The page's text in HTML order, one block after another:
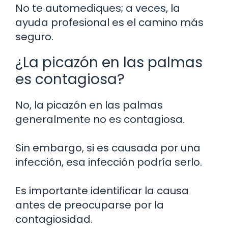
No te automediques; a veces, la
ayuda profesional es el camino más
seguro.
¿La picazón en las palmas
es contagiosa?
No, la picazón en las palmas
generalmente no es contagiosa.
Sin embargo, si es causada por una
infección, esa infección podría serlo.
Es importante identificar la causa
antes de preocuparse por la
contagiosidad.